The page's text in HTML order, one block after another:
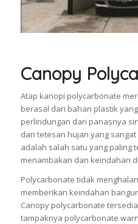
Canopy
Atap kanopi polycarbonate
berasal dari bahan plastik
perlindungan dari panasnya
dan tetesan hujan yang
adalah salah satu yang paling
menambakan dan keindahan
Polycarbonate tidak
memberikan keindahan
Canopy polycarbonate
tampaknya polycarbonate